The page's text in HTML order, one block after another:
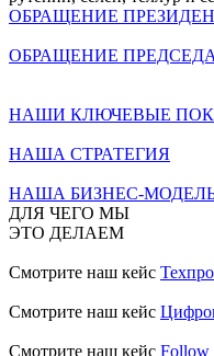
ОБРАЩЕНИЕ
ОБРАЩЕНИЕ
НАШИ КЛЮЧЕВЫЕ
НАША СТРАТЕГИЯ
НАША БИЗНЕС-
ДЛЯ ЧЕГО МЫ
ЭТО ДЕЛАЕМ
Смотрите наш кейс
Смотрите наш кейс
Смотрите наш кейс Follow